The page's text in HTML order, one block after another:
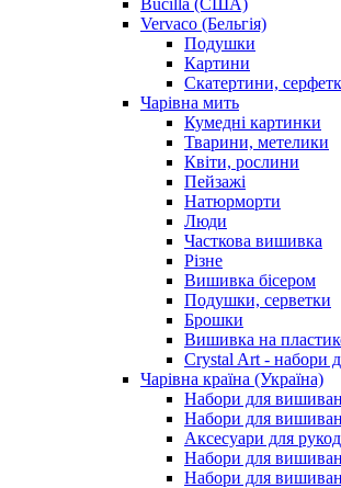
Vervaco (Бельгія)
Подушки
Картини
Скатертини,
Чарiвна мить
Кумедні картинки
Тварини, метелики
Квіти, рослини
Пейзажі
Натюрморти
Люди
Часткова вишивка
Різне
Вишивка бісером
Подушки, серветки
Брошки
Вишивка на
Crystal Art - набори
Чарівна країна (Україна)
Набори для
Набори для
Аксесуари для
Набори для
Набори для